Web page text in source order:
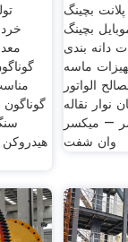
بچینگ
بچینگ
دانه بندی
ماسه
الواتور
نقاله
– میکسر
وان شفت